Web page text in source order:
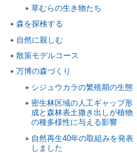
草むらの生き物たち
森を探検する
自然に親しむ
散策モデルコース
万博の森づくり
シジュウカラの繁殖期の生態
密生林区域の人工ギャップ形
成と森林表土撒き出しが植物
の種多様性に与える影響
自然再生40年の取組みを発表
しました